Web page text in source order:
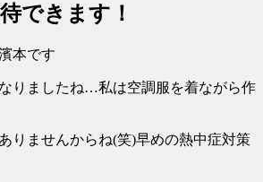
できます！
本です
りましたね…私は空調服を着ながら作
りませんからね(笑)早めの熱中症対策